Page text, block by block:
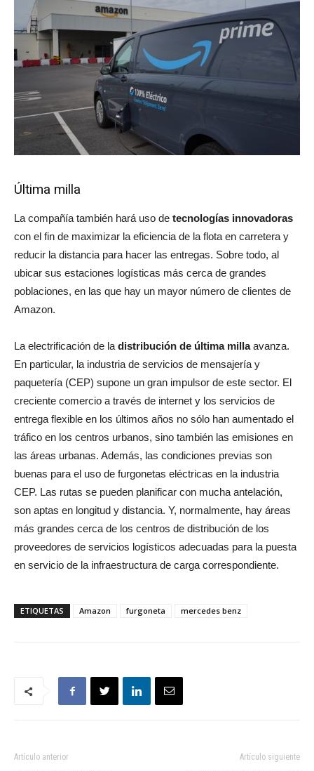
Última milla
La compañía también hará uso de tecnologías innovadoras
con el fin de maximizar la eficiencia de la flota en carretera y
reducir la distancia para hacer las entregas. Sobre todo, al
ubicar sus estaciones logísticas más cerca de grandes
poblaciones, en las que hay un mayor número de clientes de
Amazon.
La electrificación de la distribución de última millaavanza.
En particular, la industria de servicios de mensajería y
paquetería (CEP) supone un gran impulsor de este sector. El
creciente comercio a través de internet y los servicios de
entrega flexible en los últimos años no sólo han aumentado el
tráfico en los centros urbanos, sino también las emisiones en
las áreas urbanas. Además, las condiciones previas son
buenas para el uso de furgonetas eléctricas en la industria
CEP. Las rutas se pueden planificar con mucha antelación,
son aptas en longitud y distancia. Y, normalmente, hay áreas
más grandes cerca de los centros de distribución de los
proveedores de servicios logísticos adecuadas para la puesta
en servicio de la infraestructura de carga correspondiente.
ETIQUETAS Amazon furgoneta mercedes benz
Artículo anterior Artículo siguiente